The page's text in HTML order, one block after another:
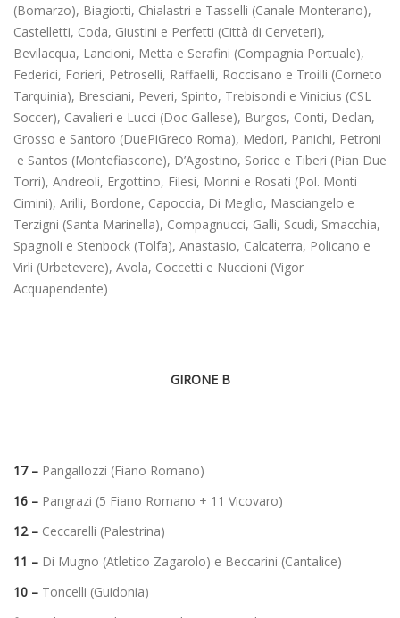
(Bomarzo), Biagiotti, Chialastri e Tasselli (Canale Monterano),
Castelletti, Coda, Giustini e Perfetti (Città di Cerveteri),
Bevilacqua, Lancioni, Metta e Serafini (Compagnia Portuale),
Federici, Forieri, Petroselli, Raffaelli, Roccisano e Troilli (Corneto
Tarquinia), Bresciani, Peveri, Spirito, Trebisondi e Vinicius (CSL
Soccer), Cavalieri e Lucci (Doc Gallese), Burgos, Conti, Declan,
Grosso e Santoro (DuePiGreco Roma), Medori, Panichi, Petroni
e Santos (Montefiascone), D’Agostino, Sorice e Tiberi (Pian Due
Torri), Andreoli, Ergottino, Filesi, Morini e Rosati (Pol. Monti
Cimini), Arilli, Bordone, Capoccia, Di Meglio, Masciangelo e
Terzigni (Santa Marinella), Compagnucci, Galli, Scudi, Smacchia,
Spagnoli e Stenbock (Tolfa), Anastasio, Calcaterra, Policano e
Virli (Urbetevere), Avola, Coccetti e Nuccioni (Vigor
Acquapendente)
GIRONE B
17 – Pangallozzi (Fiano Romano)
16 – Pangrazi (5 Fiano Romano + 11 Vicovaro)
12 – Ceccarelli (Palestrina)
11 – Di Mugno (Atletico Zagarolo) e Beccarini (Cantalice)
10 – Toncelli (Guidonia)